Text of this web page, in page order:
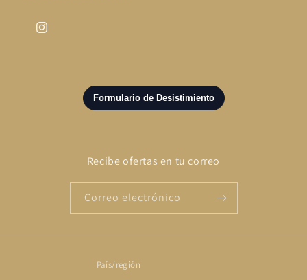
Instagram
Recibe ofertas en tu correo
Correo electrónico
País/región